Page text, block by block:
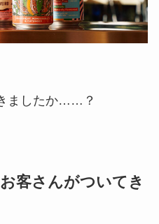
ましたか……？
客さんがついてき